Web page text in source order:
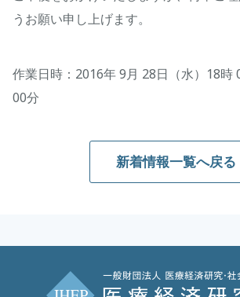
うお願い申し上げます。
作業日時：2016年 9月 28日（水）18時
00分
新着情報一覧へ戻る